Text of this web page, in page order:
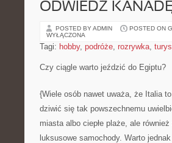
ODWIEDŹ
POSTED BY ADMIN POSTED ON
WYŁĄCZONA
Tagi: hobby, podróże, rozrywka,
Czy ciągle warto jeździć do Egiptu?
{Wiele osób nawet uważa, że Italia
dziwić się tak powszechnemu
miasta albo ciepłe plaże, ale
luksusowe samochody. Warto